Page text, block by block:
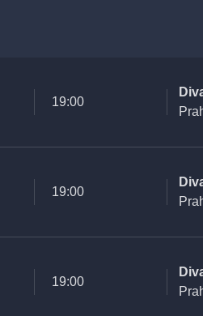
19:00
19:00
19:00